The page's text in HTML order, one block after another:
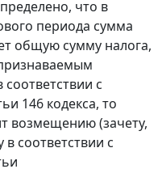
что в
периода сумма
общую сумму налога,
с
146 кодекса, то
возмещению (зачету,
соответствии с